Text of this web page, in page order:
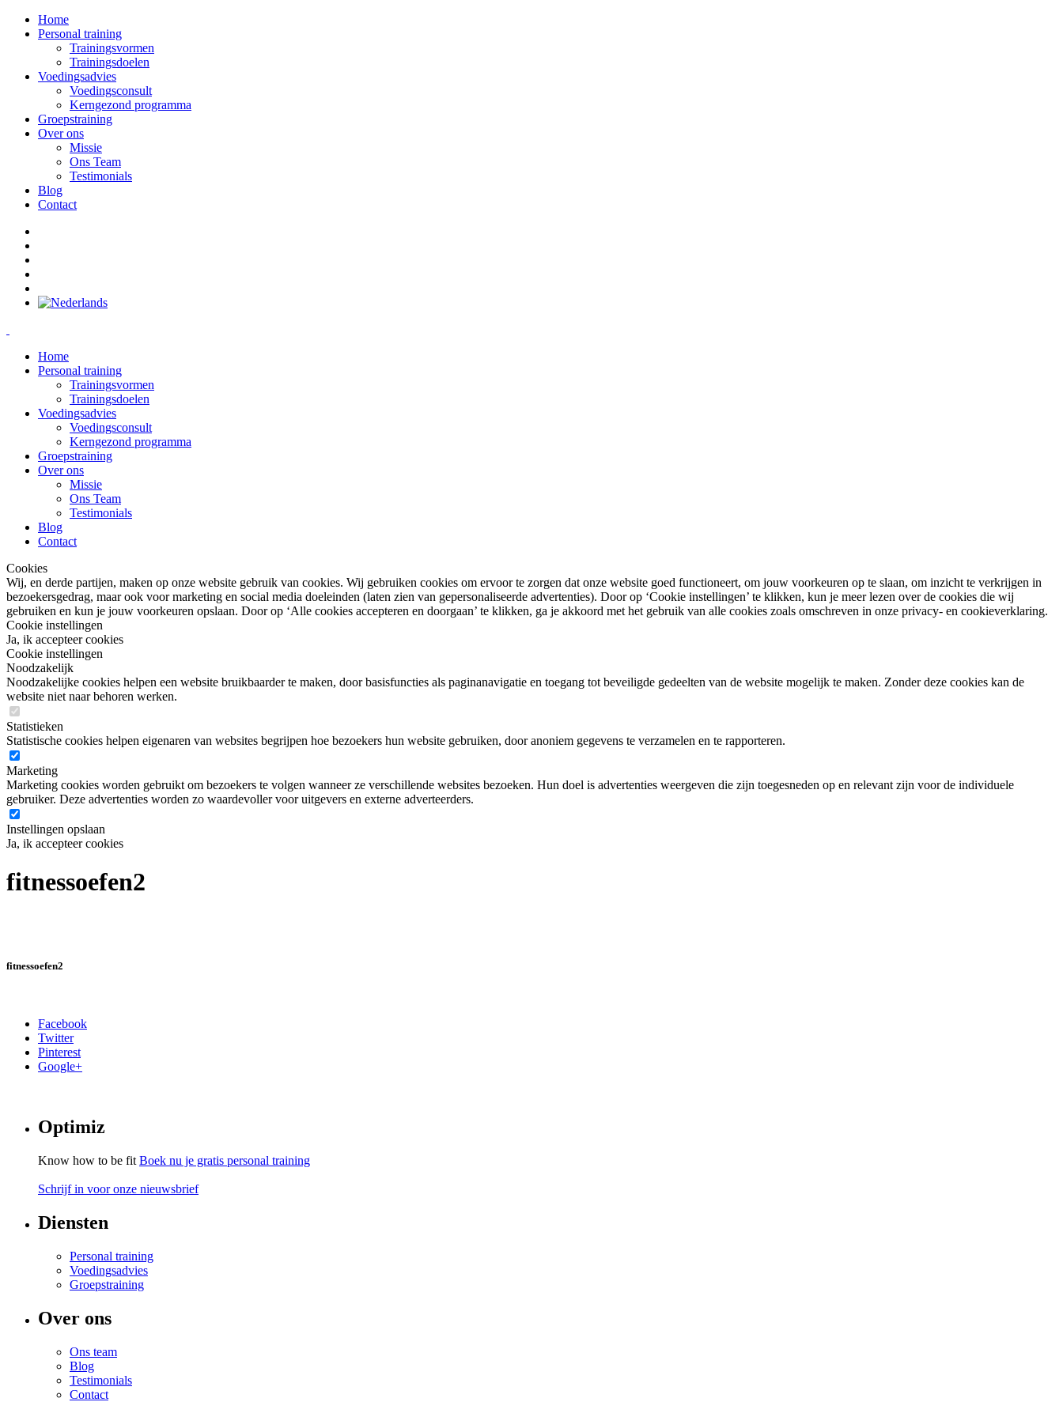
Home
Personal training
Trainingsvormen
Trainingsdoelen
Voedingsadvies
Voedingsconsult
Kerngezond programma
Groepstraining
Over ons
Missie
Ons Team
Testimonials
Blog
Contact
Home
Personal training
Trainingsvormen
Trainingsdoelen
Voedingsadvies
Voedingsconsult
Kerngezond programma
Groepstraining
Over ons
Missie
Ons Team
Testimonials
Blog
Contact
Cookies
Wij, en derde partijen, maken op onze website gebruik van cookies. Wij gebruiken cookies om ervoor te zorgen dat onze website goed functioneert, om jouw voorkeuren op te slaan, om inzicht te verkrijgen in
bezoekersgedrag, maar ook voor marketing en social media doeleinden (laten zien van gepersonaliseerde advertenties). Door op ‘Cookie instellingen’ te klikken, kun je meer lezen over de cookies die wij
gebruiken en kun je jouw voorkeuren opslaan. Door op ‘Alle cookies accepteren en doorgaan’ te klikken, ga je akkoord met het gebruik van alle cookies zoals omschreven in onze privacy- en cookieverklaring.
Cookie instellingen
Ja, ik accepteer cookies
Cookie instellingen
Noodzakelijk
Noodzakelijke cookies helpen een website bruikbaarder te maken, door basisfuncties als paginanavigatie en toegang tot beveiligde gedeelten van de website mogelijk te maken. Zonder deze cookies kan de
website niet naar behoren werken.
Statistieken
Statistische cookies helpen eigenaren van websites begrijpen hoe bezoekers hun website gebruiken, door anoniem gegevens te verzamelen en te rapporteren.
Marketing
Marketing cookies worden gebruikt om bezoekers te volgen wanneer ze verschillende websites bezoeken. Hun doel is advertenties weergeven die zijn toegesneden op en relevant zijn voor de individuele
gebruiker. Deze advertenties worden zo waardevoller voor uitgevers en externe adverteerders.
Instellingen opslaan
Ja, ik accepteer cookies
fitnessoefen2
fitnessoefen2
Facebook
Twitter
Pinterest
Google+
Optimiz
Know how to be fit Boek nu je gratis personal training
Schrijf in voor onze nieuwsbrief
Diensten
Personal training
Voedingsadvies
Groepstraining
Over ons
Ons team
Blog
Testimonials
Contact